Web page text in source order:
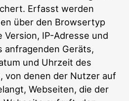
Erfasst werden
über den Browsertyp
IP-Adresse und
anfragenden Geräts,
und Uhrzeit des
von denen der Nutzer auf
Webseiten, die der